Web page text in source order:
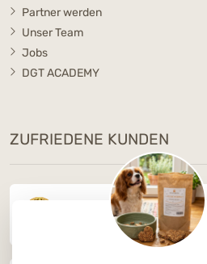
Partner werden
Unser Team
Jobs
DGT ACADEMY
ZUFRIEDENE KUNDEN
4.9 von 5
25520 rezensionen